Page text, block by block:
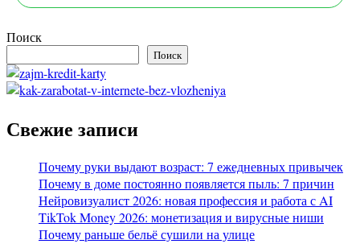
Поиск
Поиск
Свежие записи
Почему руки выдают возраст: 7 ежедневных привычек
Почему в доме постоянно появляется пыль: 7 причин
Нейровизуалист 2026: новая профессия и работа с AI
TikTok Money 2026: монетизация и вирусные ниши
Почему раньше бельё сушили на улице